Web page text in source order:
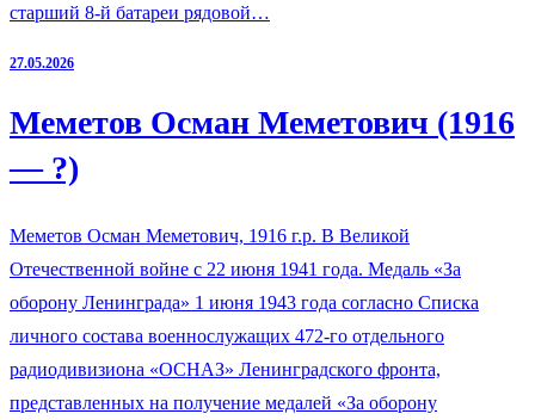
старший 8-й батареи рядовой…
27.05.2026
Меметов Осман Меметович (1916
— ?)
Меметов Осман Меметович, 1916 г.р. В Великой
Отечественной войне с 22 июня 1941 года. Медаль «За
оборону Ленинграда» 1 июня 1943 года согласно Списка
личного состава военнослужащих 472-го отдельного
радиодивизиона «ОСНАЗ» Ленинградского фронта,
представленных на получение медалей «За оборону